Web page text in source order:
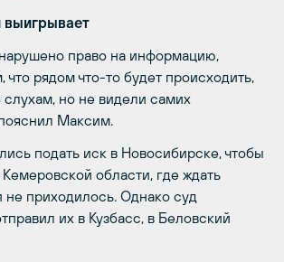
выигрывает
право на информацию,
что рядом что-то будет происходить,
слухам, но не видели самих
Максим.
подать иск в Новосибирске, чтобы
Кемеровской области, где ждать
не приходилось. Однако суд
их в Кузбасс, в Беловский